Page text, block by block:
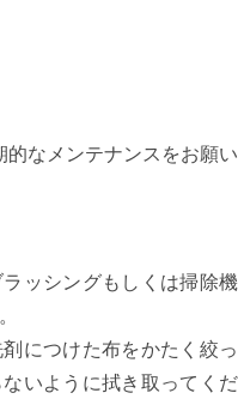
なメンテナンスをお願い
ッシングもしくは掃除機
につけた布をかたく絞っ
いように拭き取ってくだ